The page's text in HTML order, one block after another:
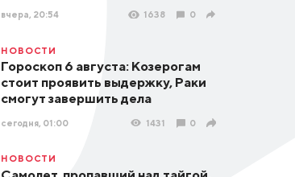
вчера, 20:54 1638 0
НОВОСТИ
Гороскоп 6 августа: Козерогам
стоит проявить выдержку, Раки
смогут завершить дела
сегодня, 01:00 1431 0
НОВОСТИ